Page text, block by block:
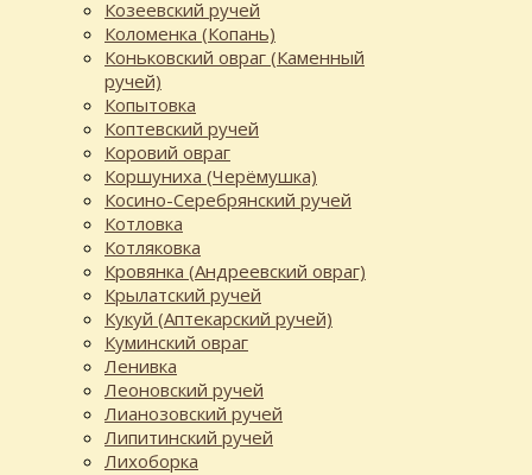
Козеевский ручей
Коломенка (Копань)
Коньковский овраг (Каменный
ручей)
Копытовка
Коптевский ручей
Коровий овраг
Коршуниха (Черёмушка)
Косино-Серебрянский ручей
Котловка
Котляковка
Кровянка (Андреевский овраг)
Крылатский ручей
Кукуй (Аптекарский ручей)
Куминский овраг
Ленивка
Леоновский ручей
Лианозовский ручей
Липитинский ручей
Лихоборка